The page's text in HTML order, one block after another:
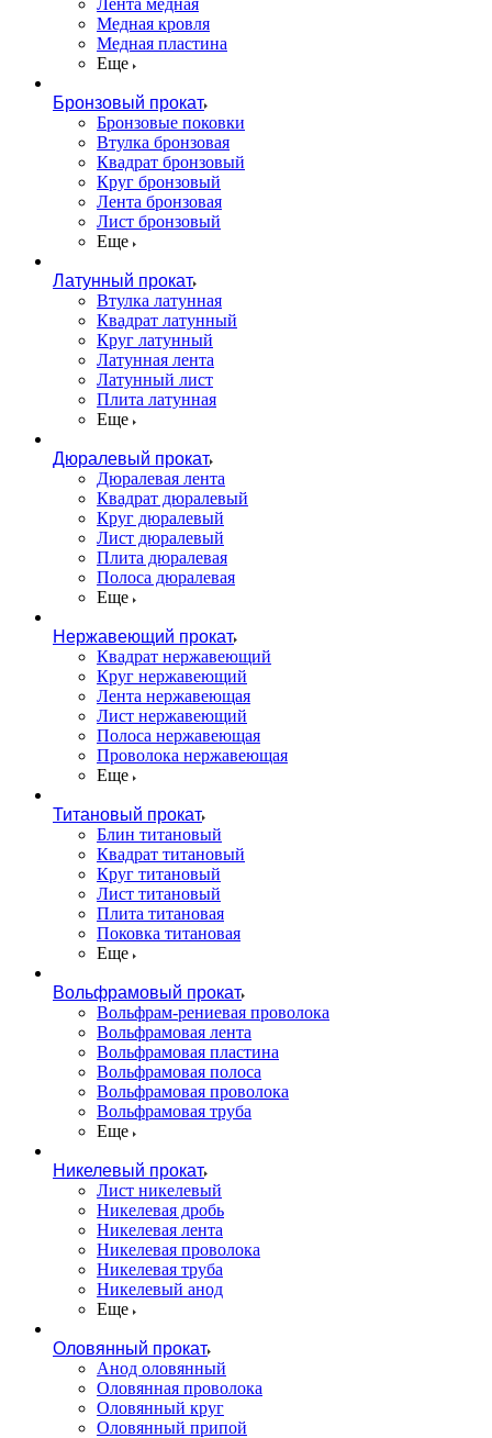
Лента медная
Медная кровля
Медная пластина
Еще
Бронзовый прокат
Бронзовые поковки
Втулка бронзовая
Квадрат бронзовый
Круг бронзовый
Лента бронзовая
Лист бронзовый
Еще
Латунный прокат
Втулка латунная
Квадрат латунный
Круг латунный
Латунная лента
Латунный лист
Плита латунная
Еще
Дюралевый прокат
Дюралевая лента
Квадрат дюралевый
Круг дюралевый
Лист дюралевый
Плита дюралевая
Полоса дюралевая
Еще
Нержавеющий прокат
Квадрат нержавеющий
Круг нержавеющий
Лента нержавеющая
Лист нержавеющий
Полоса нержавеющая
Проволока нержавеющая
Еще
Титановый прокат
Блин титановый
Квадрат титановый
Круг титановый
Лист титановый
Плита титановая
Поковка титановая
Еще
Вольфрамовый прокат
Вольфрам-рениевая проволока
Вольфрамовая лента
Вольфрамовая пластина
Вольфрамовая полоса
Вольфрамовая проволока
Вольфрамовая труба
Еще
Никелевый прокат
Лист никелевый
Никелевая дробь
Никелевая лента
Никелевая проволока
Никелевая труба
Никелевый анод
Еще
Оловянный прокат
Анод оловянный
Оловянная проволока
Оловянный круг
Оловянный припой